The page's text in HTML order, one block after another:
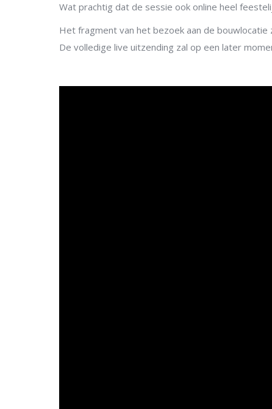
Wat prachtig dat de sessie ook online heel
Het fragment van het bezoek aan de bouwlocatie
De volledige live uitzending zal op een later